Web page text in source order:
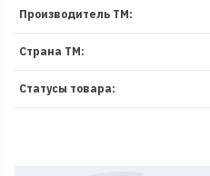
Производитель ТМ:
Страна ТМ:
Статусы товара: